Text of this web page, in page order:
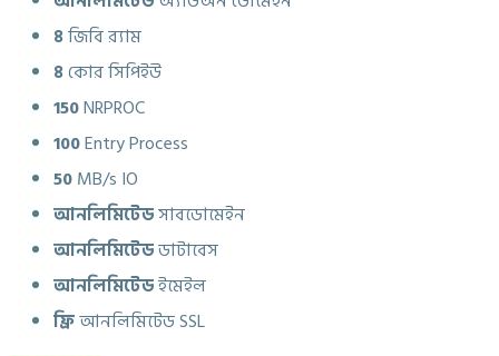
৪জিবি র‍্যাম
৪কোর সিপিইউ
150NRPROC
100Entry Process
50MB/s IO
আনলিমিটেডসাবডোমেইন
আনলিমিটেডডাটাবেস
আনলিমিটেডইমেইল
ফ্রিআনলিমিটেড SSL